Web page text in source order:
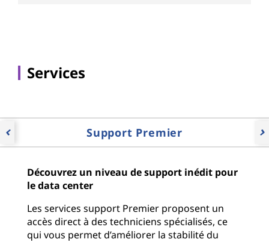
Services
Support Premier
P
r
N
e
Découvrez un niveau de support inédit pour
le data center
Les services support Premier proposent un
accès direct à des techniciens spécialisés, ce
qui vous permet d’améliorer la stabilité du